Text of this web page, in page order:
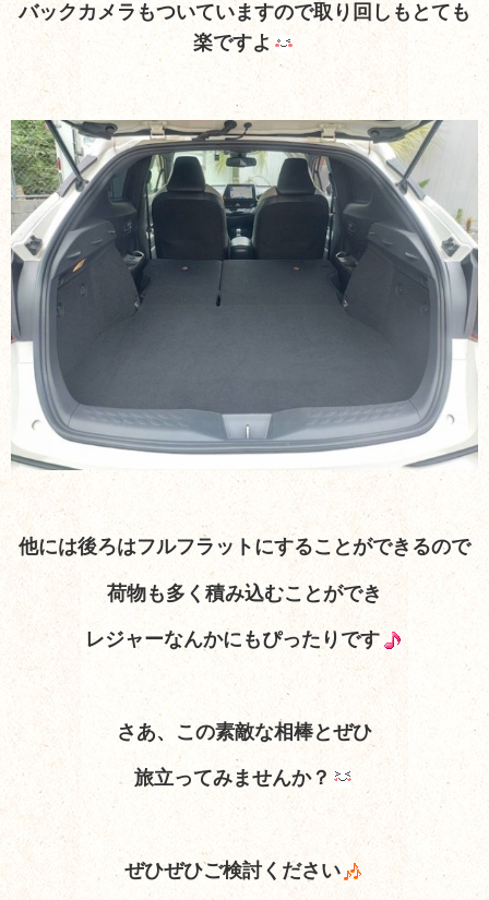
バックカメラもついていますので取り回しもとても
楽ですよ
他には後ろはフルフラットにすることができるので
荷物も多く積み込むことができ
レジャーなんかにもぴったりです
さあ、この素敵な相棒とぜひ
旅立ってみませんか？
ぜひぜひご検討ください